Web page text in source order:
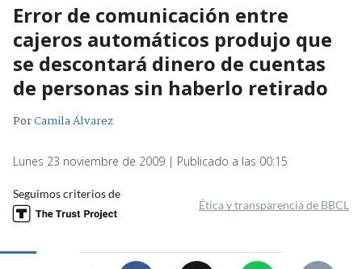
Error de comunicación entre
cajeros automáticos produjo que
se descontará dinero de cuentas
de personas sin haberlo retirado
PorCamila Álvarez
Lunes 23 noviembre de 2009 | Publicado a las 00:15
Seguimos criterios de
Ética y transparencia de BBCL